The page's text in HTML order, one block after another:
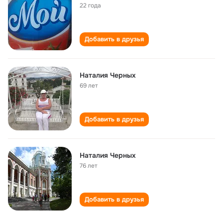
22 года
Добавить в друзья
Наталия Черных
69 лет
Добавить в друзья
Наталия Черных
76 лет
Добавить в друзья